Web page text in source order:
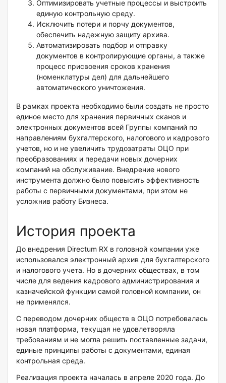
Оптимизировать учетные процессы и выстроить
единую контрольную среду.
Исключить потери и порчу документов,
обеспечить надежную защиту архива.
Автоматизировать подбор и отправку
документов в контролирующие органы, а также
процесс присвоения сроков хранения
(номенклатуры дел) для дальнейшего
автоматического уничтожения.
В рамках проекта необходимо были создать не просто
единое место для хранения первичных сканов и
электронных документов всей Группы компаний по
направлениям бухгалтерского, налогового и кадрового
учетов, но и не увеличить трудозатраты ОЦО при
преобразованиях и передачи новых дочерних
компаний на обслуживание. Внедрение нового
инструмента должно было повысить эффективность
работы с первичными документами, при этом не
усложнив работу Бизнеса.
История проекта
До внедрения Directum RX в головной компании уже
использовался электронный архив для бухгалтерского
и налогового учета. Но в дочерних обществах, в том
числе для ведения кадрового администрирования и
казначейской функции самой головной компании, он
не применялся.
С переводом дочерних обществ в ОЦО потребовалась
новая платформа, текущая не удовлетворяла
требованиям и не могла решить поставленные задачи,
единые принципы работы с документами, единая
контрольная среда.
Реализация проекта началась в апреле 2020 года. До